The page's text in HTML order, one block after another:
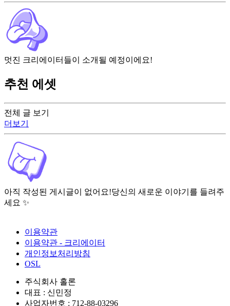
전체 글 보기
더보기
아직 작성된 게시글이 없어요!당신의 새로운 이야기를 들려주
세요 ✨
멋진 크리에이터들이 소개될 예정이에요!
추천 에셋
이용약관
이용약관 - 크리에이터
개인정보처리방침
OSL
주식회사 홀론
대표 : 신민정
사업자번호 : 712-88-03296